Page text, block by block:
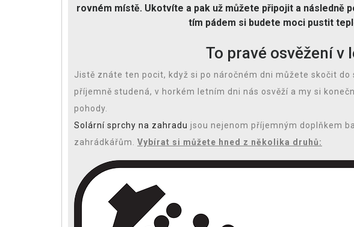
rovném místě. Ukotvíte a pak už můžete připojit a následně
tím pádem si budete moci pustit
To pravé osvěžení v
Jistě znáte ten pocit, když si po náročném dni můžete skočit do
příjemně studená, v horkém letním dni nás osvěží a my si
pohody.
Solární sprchy na zahradu jsou nejenom příjemným doplňkem
zahrádkářům. Vybírat si můžete hned z několika druhů: